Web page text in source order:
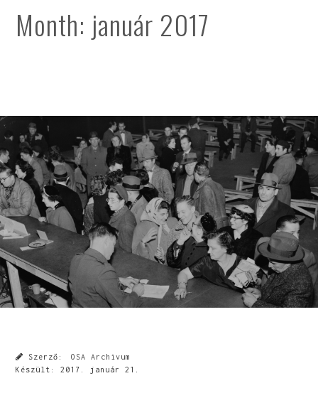
Month: január 2017
Szerző:
OSA Archivum
Készült:2017. január 21.